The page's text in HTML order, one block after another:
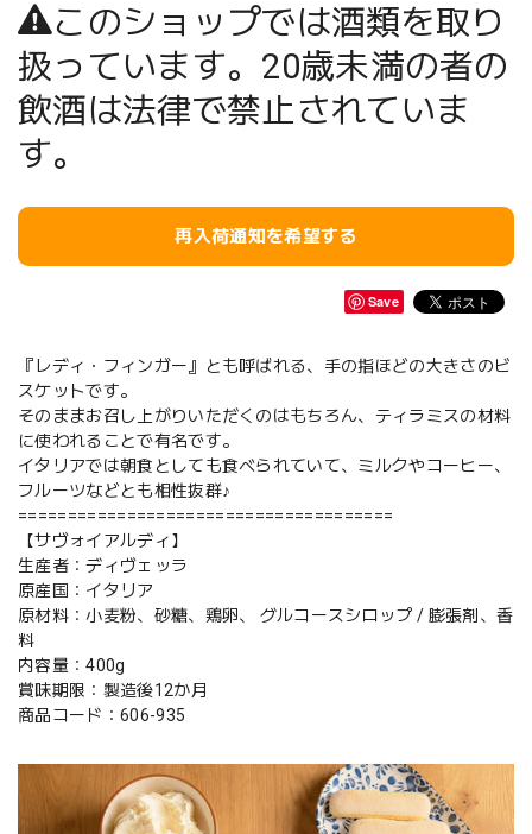
このショップでは酒類を取り
扱っています。20歳未満の者の
飲酒は法律で禁止されていま
す。
再入荷通知を希望する
Save
『レディ・フィンガー』とも呼ばれる、手の指ほどの大きさのビ
スケットです。
そのままお召し上がりいただくのはもちろん、ティラミスの材料
に使われることで有名です。
イタリアでは朝食としても食べられていて、ミルクやコーヒー、
フルーツなどとも相性抜群♪
======================================
【サヴォイアルディ】
生産者：ディヴェッラ
原産国：イタリア
原材料：小麦粉、砂糖、鶏卵、 グルコースシロップ / 膨張剤、香
料
内容量：400g
賞味期限：製造後12か月
商品コード：606-935